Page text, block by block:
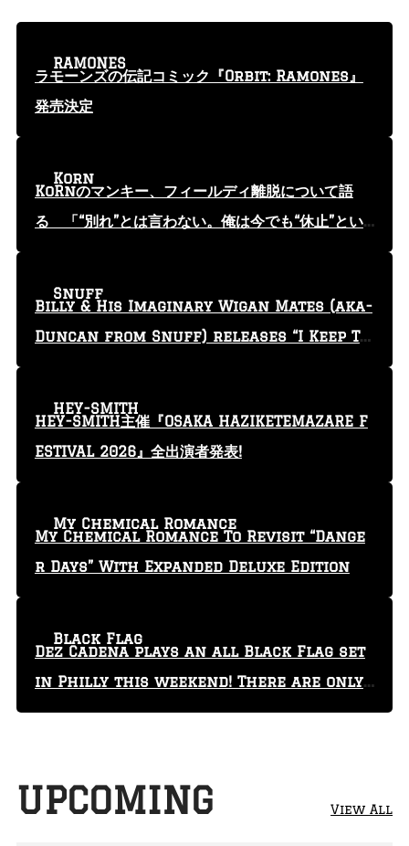
ラモーンズの伝記コミック『Orbit: Ramones』
発売決定
RAMONES
KoRnのマンキー、フィールディ離脱について語
る 「“別れ”とは言わない。俺は今でも“休止”とい
Korn
Billy & His Imaginary Wigan Mates (aka-
Duncan from Snuff) releases “I Keep Tr
Snuff
HEY-SMITH主催『OSAKA HAZIKETEMAZARE F
ESTIVAL 2026』全出演者発表!
HEY-SMITH
My Chemical Romance To Revisit “Dange
r Days” With Expanded Deluxe Edition
My Chemical Romance
Dez Cadena plays an all Black Flag set
in Philly this weekend! There are only
29 tickets left!
Black Flag
UPCOMING View All